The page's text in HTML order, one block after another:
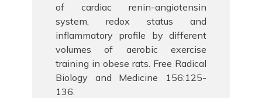
of cardiac renin-angiotensin
system, redox status and
inflammatory profile by different
volumes of aerobic exercise
training in obese rats. Free Radical
Biology and Medicine 156:125-
136.